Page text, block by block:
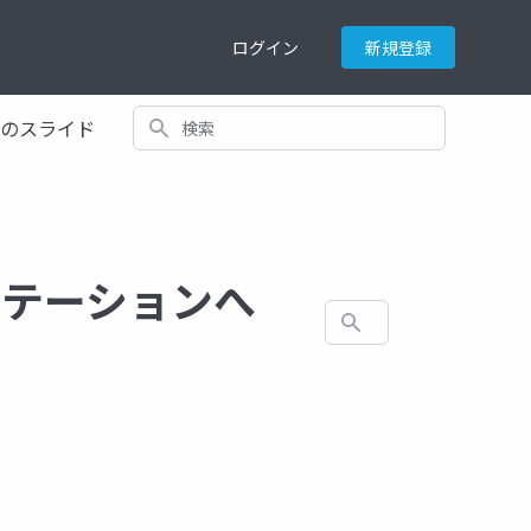
ログイン 新規登録
スライド 検索
ーションへ 検索